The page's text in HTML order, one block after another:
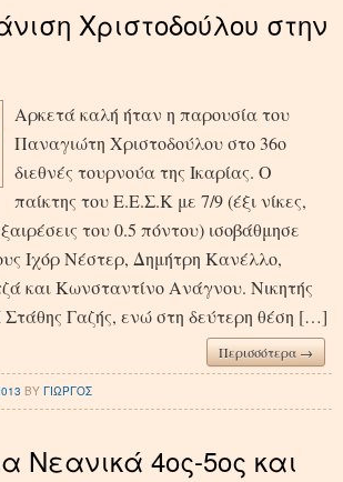
Χριστοδούλου στην
Αρκετά καλή ήταν η παρουσία του
Παναγιώτη Χριστοδούλου στο 36ο
διεθνές τουρνούα της Ικαρίας. Ο
παίκτης του Ε.Ε.Σ.Κ με 7/9 (έξι νίκες,
του 0.5 πόντου) ισοβάθμησε
Ιχόρ Νέστερ, Δημήτρη Κανέλλο,
και Κωνσταντίνο Ανάγνου. Νικητής
Στάθης Γαζής, ενώ στη δεύτερη θέση […]
Περισσότερα →
BYΓΙΩΡΓΟΣ
Νεανικά 4ος-5ος και